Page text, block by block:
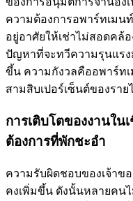
ความต้องการอพาร์ทเมน
อยู่อาศัยให้เช่าไม่สอดคล้
ปัญหาที่จะทวีความรุนแร
ขึ้น ความกังวลคืออพาร์ท
สามสิบเปอร์เซ็นต์ของราย
การเติบโตของงานใน
ต้องการที่พักชะอำ
ความรับผิดชอบของเจ้าข
คงเพิ่มขึ้น ดังนั้นหลายคนไ